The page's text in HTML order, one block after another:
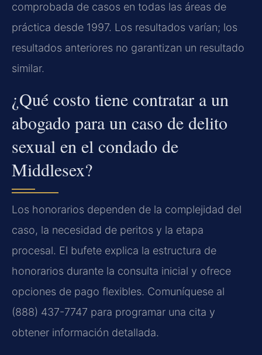
comprobada de casos en todas las áreas de
práctica desde 1997. Los resultados varían; los
resultados anteriores no garantizan un resultado
similar.
¿Qué costo tiene contratar a un
abogado para un caso de delito
sexual en el condado de
Middlesex?
Los honorarios dependen de la complejidad del
caso, la necesidad de peritos y la etapa
procesal. El bufete explica la estructura de
honorarios durante la consulta inicial y ofrece
opciones de pago flexibles. Comuníquese al
(888) 437-7747 para programar una cita y
obtener información detallada.